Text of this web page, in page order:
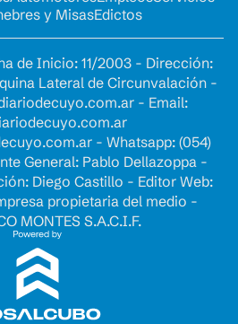
y MisasEdictos
de Inicio: 11/2003 - Dirección:
Lateral de Circunvalación -
- Email:
- Whatsapp: (054)
General: Pablo Dellazoppa -
Diego Castillo - Editor Web:
propietaria del medio -
MONTES S.A.C.I.F.